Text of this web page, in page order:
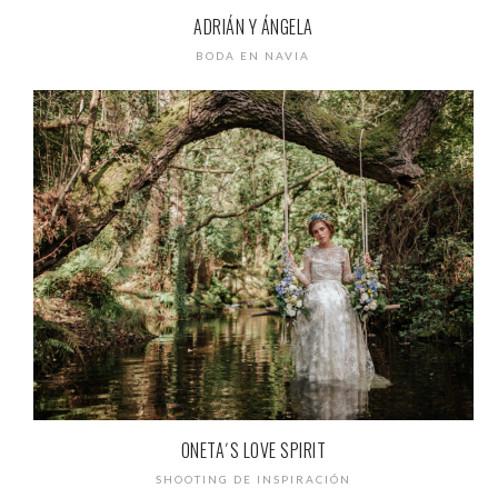
ADRIÁN Y ÁNGELA
BODA EN NAVIA
ONETA´S LOVE SPIRIT
SHOOTING DE INSPIRACIÓN